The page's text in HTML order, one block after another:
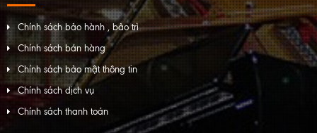
Chính sách bảo hành , bảo trì
Chính sách bán hàng
Chính sách bảo mật thông tin
Chính sách dịch vụ
Chính sách thanh toán